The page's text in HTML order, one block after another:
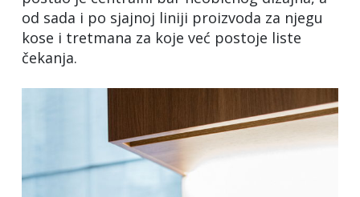
od sada i po sjajnoj liniji proizvoda za njegu
kose i tretmana za koje već postoje liste
čekanja.